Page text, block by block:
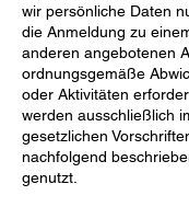
wir persönliche Daten
die Anmeldung zu
anderen angebotenen
ordnungsgemäße
oder Aktivitäten
werden ausschließlich
gesetzlichen
nachfolgend
genutzt.